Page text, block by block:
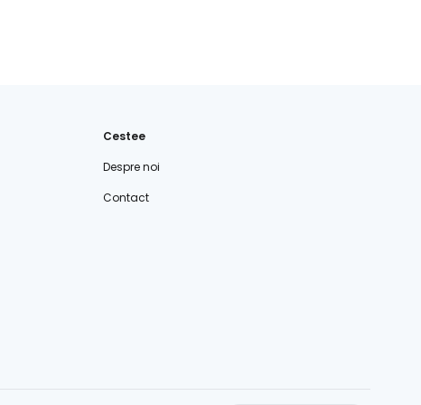
Cestee
Despre noi
Contact